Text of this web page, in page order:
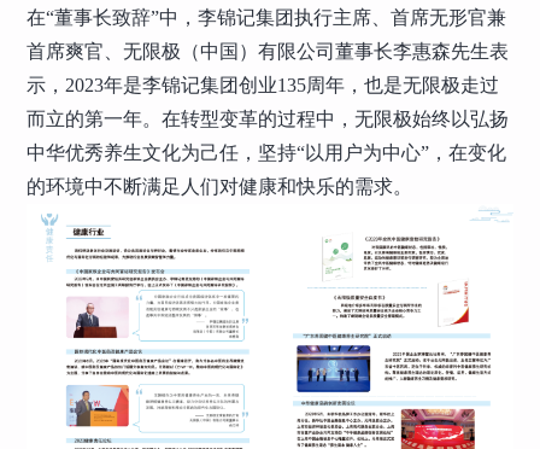
在“董事长致辞”中，李锦记集团执行主席、首席无形官兼
首席爽官、无限极（中国）有限公司董事长李惠森先生表
示，2023年是李锦记集团创业135周年，也是无限极走过
而立的第一年。在转型变革的过程中，无限极始终以弘扬
中华优秀养生文化为己任，坚持“以用户为中心”，在变化
的环境中不断满足人们对健康和快乐的需求。